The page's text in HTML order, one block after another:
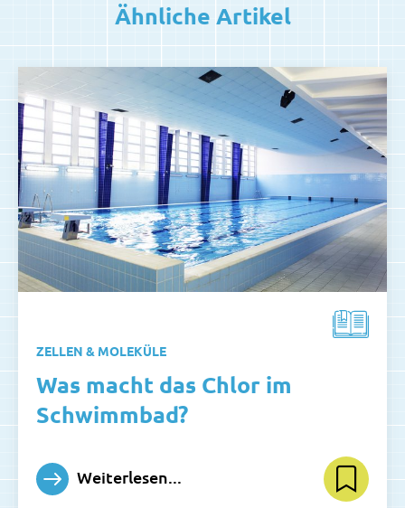
Ähnliche Artikel
ZELLEN & MOLEKÜLE
Was macht das Chlor im
Schwimmbad?
Weiterlesen...